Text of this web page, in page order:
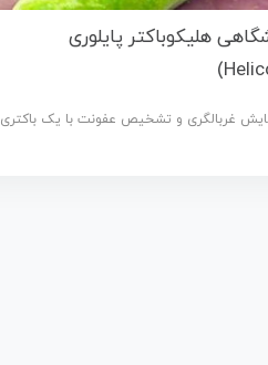
هلیکوباکتر پایلوری
غربالگری و تشخیص عفونت با یک باکتری